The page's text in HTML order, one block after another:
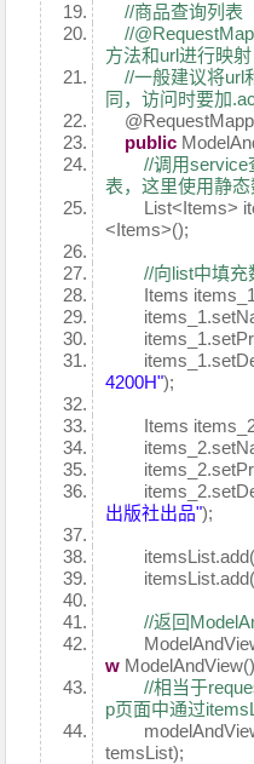
//商品查询列表
//
方法和url进行映
//一般建议将url
同，访问时要加
public
//调用service
表，这里使用静
List<Items>
<Items>();
//向list中填充
Items
4200H");
Items
出版社出品");
//返回
ModelAndView
w
//相当于
p页面中通过
temsList);